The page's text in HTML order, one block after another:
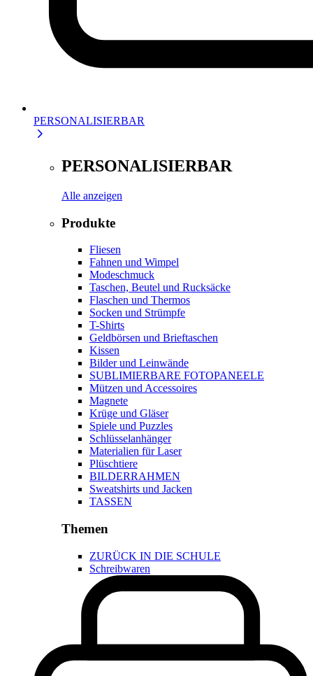
PERSONALISIERBAR
PERSONALISIERBAR
Alle anzeigen
Produkte
Fliesen
Fahnen und Wimpel
Modeschmuck
Taschen, Beutel und Rucksäcke
Flaschen und Thermos
Socken und Strümpfe
T-Shirts
Geldbörsen und Brieftaschen
Kissen
Bilder und Leinwände
SUBLIMIERBARE FOTOPANEELE
Mützen und Accessoires
Magnete
Krüge und Gläser
Spiele und Puzzles
Schlüsselanhänger
Materialien für Laser
Plüschtiere
BILDERRAHMEN
Sweatshirts und Jacken
TASSEN
Themen
ZURÜCK IN DIE SCHULE
Schreibwaren